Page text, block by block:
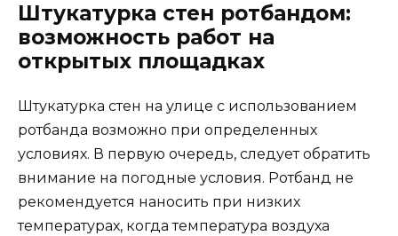
Штукатурка стен ротбандом:
возможность работ на
открытых площадках
Штукатурка стен на улице с использованием
ротбанда возможно при определенных
условиях. В первую очередь, следует обратить
внимание на погодные условия. Ротбанд не
рекомендуется наносить при низких
температурах, когда температура воздуха